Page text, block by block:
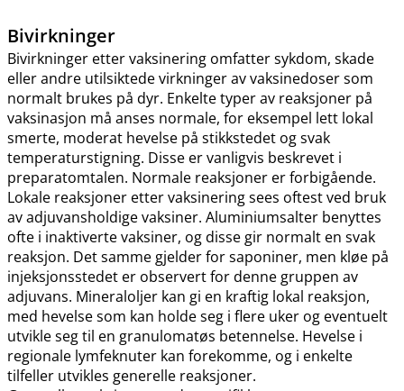
Bivirkninger
Bivirkninger etter vaksinering omfatter sykdom, skade
eller andre utilsiktede virkninger av vaksinedoser som
normalt brukes på dyr. Enkelte typer av reaksjoner på
vaksinasjon må anses normale, for eksempel lett lokal
smerte, moderat hevelse på stikkstedet og svak
temperaturstigning. Disse er vanligvis beskrevet i
preparatomtalen. Normale reaksjoner er forbigående.
Lokale reaksjoner etter vaksinering sees oftest ved bruk
av adjuvansholdige vaksiner. Aluminiumsalter benyttes
ofte i inaktiverte vaksiner, og disse gir normalt en svak
reaksjon. Det samme gjelder for saponiner, men kløe på
injeksjonsstedet er observert for denne gruppen av
adjuvans. Mineraloljer kan gi en kraftig lokal reaksjon,
med hevelse som kan holde seg i flere uker og eventuelt
utvikle seg til en granulomatøs betennelse. Hevelse i
regionale lymfeknuter kan forekomme, og i enkelte
tilfeller utvikles generelle reaksjoner.